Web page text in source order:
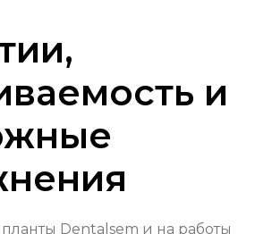
и
Dentalsem и на работы